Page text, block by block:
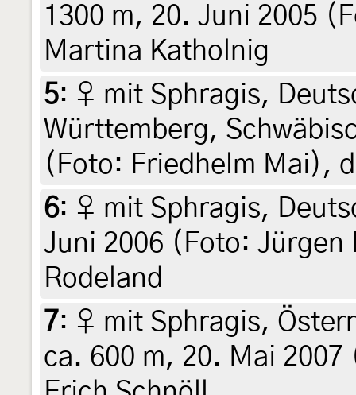
1300 m, 20. Juni 2005
Martina Katholnig
5: ♀ mit Sphragis,
Württemberg,
(Foto: Friedhelm Mai),
6: ♀ mit Sphragis,
Juni 2006 (Foto:
Rodeland
7: ♀ mit Sphragis,
ca. 600 m, 20. Mai